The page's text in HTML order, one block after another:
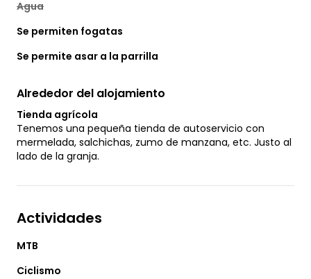
Agua
Se permiten fogatas
Se permite asar a la parrilla
Alrededor del alojamiento
Tienda agrícola
Tenemos una pequeña tienda de autoservicio con
mermelada, salchichas, zumo de manzana, etc. Justo al
lado de la granja.
Actividades
MTB
Ciclismo